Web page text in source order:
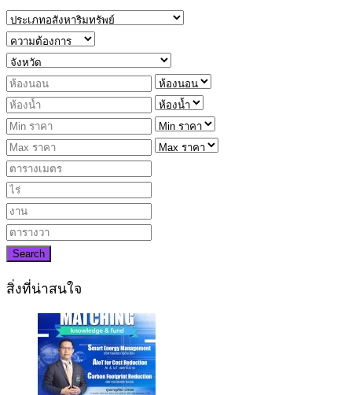
Search
สิ่งที่น่าสนใจ